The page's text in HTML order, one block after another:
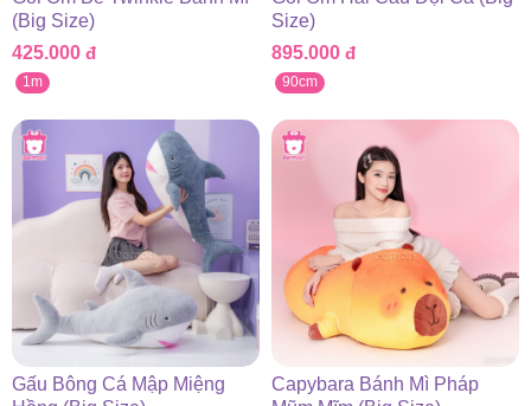
(Big Size)
425.000 đ
1m
Size)
895.000 đ
90cm
Gấu Bông Cá Mập Miệng
Capybara Bánh Mì Pháp